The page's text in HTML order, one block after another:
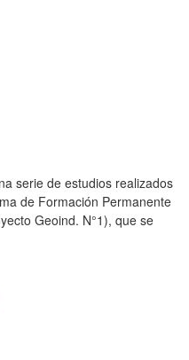
serie de estudios realizados
de Formación Permanente
Geoind. N°1), que se